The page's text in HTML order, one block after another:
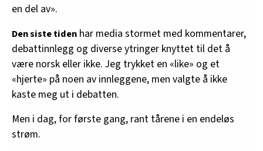
en del av».
Den siste tiden har media stormet med kommentarer,
debattinnlegg og diverse ytringer knyttet til det å
være norsk eller ikke. Jeg trykket en «like» og et
«hjerte» på noen av innleggene, men valgte å ikke
kaste meg ut i debatten.
Men i dag, for første gang, rant tårene i en endeløs
strøm.